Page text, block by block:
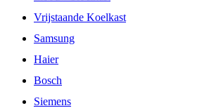
Vrijstaande Koelkast
Samsung
Haier
Bosch
Siemens